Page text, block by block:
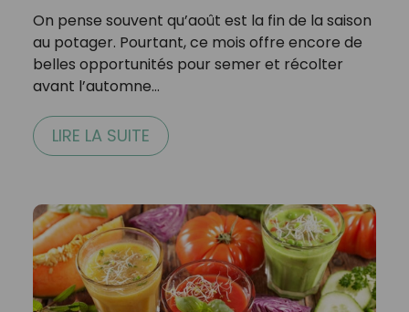
On pense souvent qu’août est la fin de la saison
au potager. Pourtant, ce mois offre encore de
belles opportunités pour semer et récolter
avant l’automne…
LIRE LA SUITE